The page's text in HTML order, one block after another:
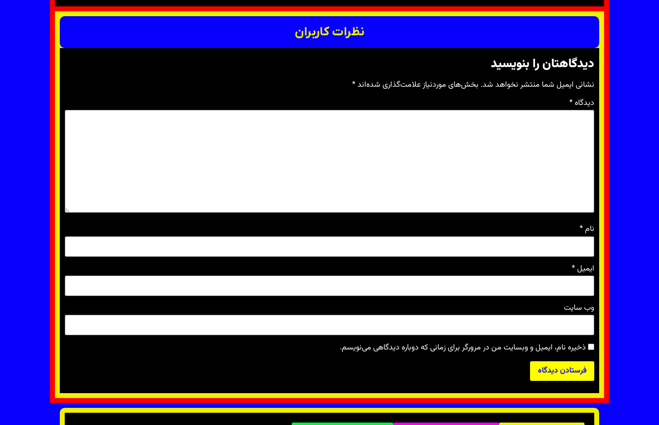
نظرات کاربران
دیدگاهتان را بنویسید
نشانی ایمیل شما منتشر نخواهد شد. بخش‌های موردنیاز علامت‌گذاری شده‌اند*
دیدگاه*
نام*
ایمیل*
وب‌ سایت
ذخیره نام، ایمیل و وبسایت من در مرورگر برای زمانی که دوباره دیدگاهی می‌نویسم.